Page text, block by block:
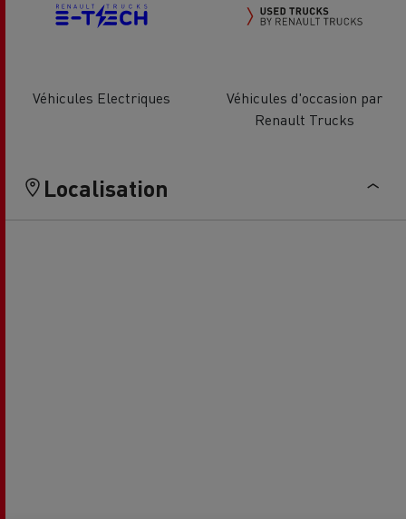
Véhicules Electriques
Véhicules d'occasion par
Renault Trucks
Localisation